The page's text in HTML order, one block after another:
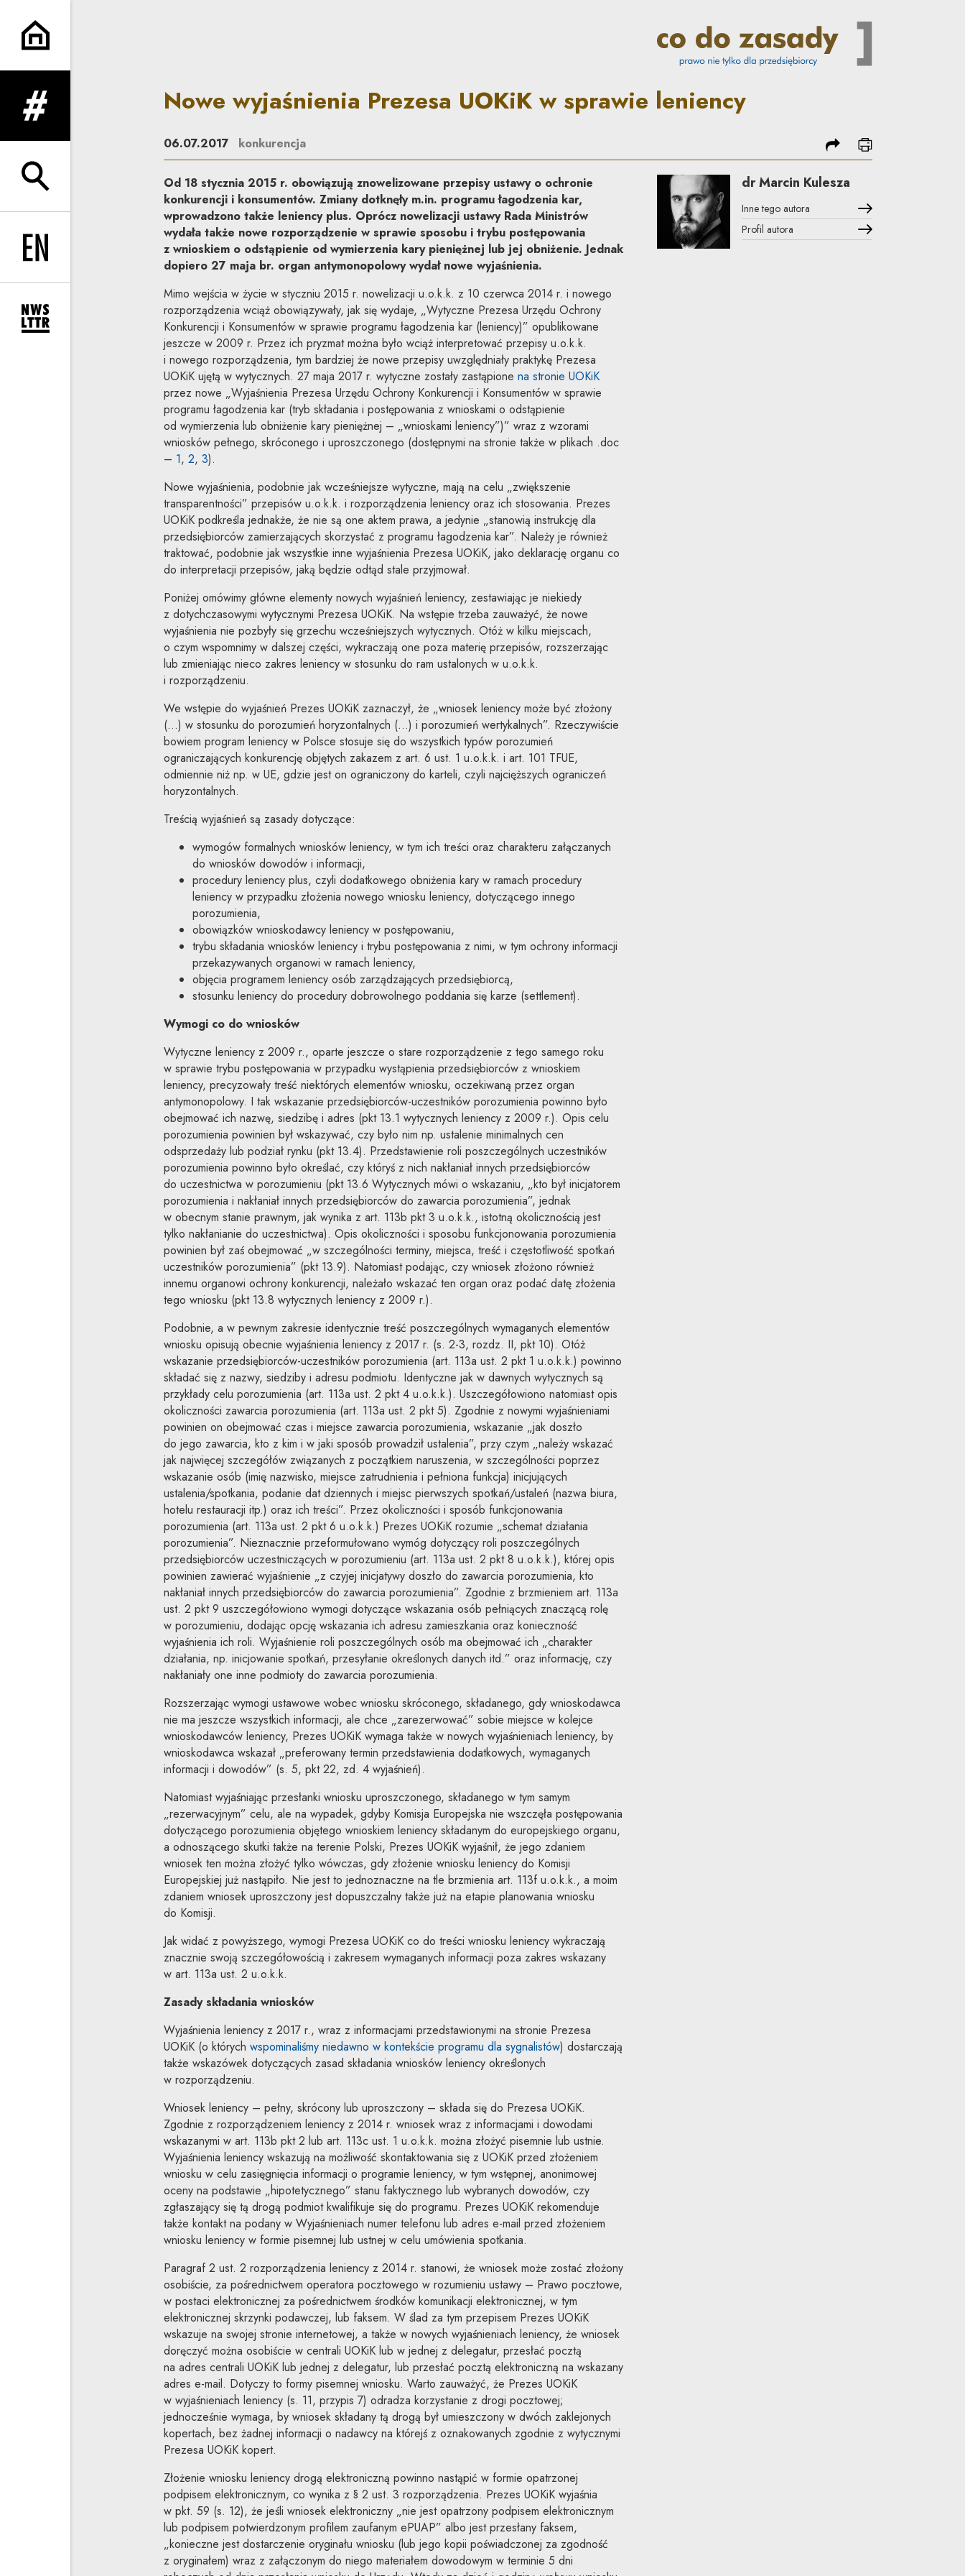
Nowe wyjaśnienia Prezesa UOKiK w sprawie leniency | Co do zasady
rozwiń menu
rozwiń wyszukiwarkę
Change language to EN
rozwiń formularz zapisu na newsletter
Nowe wyjaśnienia Prezesa UOKiK w sprawie leniency
06.07.2017 konkurencja podziel się
drukuj
Od 18 stycznia 2015 r. obowiązują znowelizowane przepisy ustawy o ochronie
konkurencji i konsumentów. Zmiany dotknęły m.in. programu łagodzenia kar,
wprowadzono także leniency plus. Oprócz nowelizacji ustawy Rada Ministrów
wydała także nowe rozporządzenie w sprawie sposobu i trybu postępowania
z wnioskiem o odstąpienie od wymierzenia kary pieniężnej lub jej obniżenie. Jednak
dopiero 27 maja br. organ antymonopolowy wydał nowe wyjaśnienia.
Mimo wejścia w życie w styczniu 2015 r. nowelizacji u.o.k.k. z 10 czerwca 2014 r. i nowego
rozporządzenia wciąż obowiązywały, jak się wydaje, „Wytyczne Prezesa Urzędu Ochrony
Konkurencji i Konsumentów w sprawie programu łagodzenia kar (leniency)” opublikowane
jeszcze w 2009 r. Przez ich pryzmat można było wciąż interpretować przepisy u.o.k.k.
i nowego rozporządzenia, tym bardziej że nowe przepisy uwzględniały praktykę Prezesa
UOKiK ujętą w wytycznych. 27 maja 2017 r. wytyczne zostały zastąpione na stronie UOKiKUwaga, link zostanie otwarty w nowym oknie
przez nowe „Wyjaśnienia Prezesa Urzędu Ochrony Konkurencji i Konsumentów w sprawie
programu łagodzenia kar (tryb składania i postępowania z wnioskami o odstąpienie
od wymierzenia lub obniżenie kary pieniężnej – „wnioskami leniency”)” wraz z wzorami
wniosków pełnego, skróconego i uproszczonego (dostępnymi na stronie także w plikach .doc
– 1Uwaga, link zostanie otwarty w nowym oknie
, 2Uwaga, link zostanie otwarty w nowym oknie
, 3Uwaga, link zostanie otwarty w nowym oknie
).
Nowe wyjaśnienia, podobnie jak wcześniejsze wytyczne, mają na celu „zwiększenie
transparentności” przepisów u.o.k.k. i rozporządzenia leniency oraz ich stosowania. Prezes
UOKiK podkreśla jednakże, że nie są one aktem prawa, a jedynie „stanowią instrukcję dla
przedsiębiorców zamierzających skorzystać z programu łagodzenia kar”. Należy je również
traktować, podobnie jak wszystkie inne wyjaśnienia Prezesa UOKiK, jako deklarację organu co
do interpretacji przepisów, jaką będzie odtąd stale przyjmował.
Poniżej omówimy główne elementy nowych wyjaśnień leniency, zestawiając je niekiedy
z dotychczasowymi wytycznymi Prezesa UOKiK. Na wstępie trzeba zauważyć, że nowe
wyjaśnienia nie pozbyły się grzechu wcześniejszych wytycznych. Otóż w kilku miejscach,
o czym wspomnimy w dalszej części, wykraczają one poza materię przepisów, rozszerzając
lub zmieniając nieco zakres leniency w stosunku do ram ustalonych w u.o.k.k.
i rozporządzeniu.
We wstępie do wyjaśnień Prezes UOKiK zaznaczył, że „wniosek leniency może być złożony
(…) w stosunku do porozumień horyzontalnych (…) i porozumień wertykalnych”. Rzeczywiście
bowiem program leniency w Polsce stosuje się do wszystkich typów porozumień
ograniczających konkurencję objętych zakazem z art. 6 ust. 1 u.o.k.k. i art. 101 TFUE,
odmiennie niż np. w UE, gdzie jest on ograniczony do karteli, czyli najcięższych ograniczeń
horyzontalnych.
Treścią wyjaśnień są zasady dotyczące:
wymogów formalnych wniosków leniency, w tym ich treści oraz charakteru załączanych
do wniosków dowodów i informacji,
procedury leniency plus, czyli dodatkowego obniżenia kary w ramach procedury
leniency w przypadku złożenia nowego wniosku leniency, dotyczącego innego
porozumienia,
obowiązków wnioskodawcy leniency w postępowaniu,
trybu składania wniosków leniency i trybu postępowania z nimi, w tym ochrony informacji
przekazywanych organowi w ramach leniency,
objęcia programem leniency osób zarządzających przedsiębiorcą,
stosunku leniency do procedury dobrowolnego poddania się karze (settlement).
Wymogi co do wniosków
Wytyczne leniency z 2009 r., oparte jeszcze o stare rozporządzenie z tego samego roku
w sprawie trybu postępowania w przypadku wystąpienia przedsiębiorców z wnioskiem
leniency, precyzowały treść niektórych elementów wniosku, oczekiwaną przez organ
antymonopolowy. I tak wskazanie przedsiębiorców-uczestników porozumienia powinno było
obejmować ich nazwę, siedzibę i adres (pkt 13.1 wytycznych leniency z 2009 r.). Opis celu
porozumienia powinien był wskazywać, czy było nim np. ustalenie minimalnych cen
odsprzedaży lub podział rynku (pkt 13.4). Przedstawienie roli poszczególnych uczestników
porozumienia powinno było określać, czy któryś z nich nakłaniał innych przedsiębiorców
do uczestnictwa w porozumieniu (pkt 13.6 Wytycznych mówi o wskazaniu, „kto był inicjatorem
porozumienia i nakłaniał innych przedsiębiorców do zawarcia porozumienia”, jednak
w obecnym stanie prawnym, jak wynika z art. 113b pkt 3 u.o.k.k., istotną okolicznością jest
tylko nakłanianie do uczestnictwa). Opis okoliczności i sposobu funkcjonowania porozumienia
powinien był zaś obejmować „w szczególności terminy, miejsca, treść i częstotliwość spotkań
uczestników porozumienia” (pkt 13.9). Natomiast podając, czy wniosek złożono również
innemu organowi ochrony konkurencji, należało wskazać ten organ oraz podać datę złożenia
tego wniosku (pkt 13.8 wytycznych leniency z 2009 r.).
Podobnie, a w pewnym zakresie identycznie treść poszczególnych wymaganych elementów
wniosku opisują obecnie wyjaśnienia leniency z 2017 r. (s. 2-3, rozdz. II, pkt 10). Otóż
wskazanie przedsiębiorców-uczestników porozumienia (art. 113a ust. 2 pkt 1 u.o.k.k.) powinno
składać się z nazwy, siedziby i adresu podmiotu. Identyczne jak w dawnych wytycznych są
przykłady celu porozumienia (art. 113a ust. 2 pkt 4 u.o.k.k.). Uszczegółowiono natomiast opis
okoliczności zawarcia porozumienia (art. 113a ust. 2 pkt 5). Zgodnie z nowymi wyjaśnieniami
powinien on obejmować czas i miejsce zawarcia porozumienia, wskazanie „jak doszło
do jego zawarcia, kto z kim i w jaki sposób prowadził ustalenia”, przy czym „należy wskazać
jak najwięcej szczegółów związanych z początkiem naruszenia, w szczególności poprzez
wskazanie osób (imię nazwisko, miejsce zatrudnienia i pełniona funkcja) inicjujących
ustalenia/spotkania, podanie dat dziennych i miejsc pierwszych spotkań/ustaleń (nazwa biura,
hotelu restauracji itp.) oraz ich treści”. Przez okoliczności i sposób funkcjonowania
porozumienia (art. 113a ust. 2 pkt 6 u.o.k.k.) Prezes UOKiK rozumie „schemat działania
porozumienia”. Nieznacznie przeformułowano wymóg dotyczący roli poszczególnych
przedsiębiorców uczestniczących w porozumieniu (art. 113a ust. 2 pkt 8 u.o.k.k.), której opis
powinien zawierać wyjaśnienie „z czyjej inicjatywy doszło do zawarcia porozumienia, kto
nakłaniał innych przedsiębiorców do zawarcia porozumienia”. Zgodnie z brzmieniem art. 113a
ust. 2 pkt 9 uszczegółowiono wymogi dotyczące wskazania osób pełniących znaczącą rolę
w porozumieniu, dodając opcję wskazania ich adresu zamieszkania oraz konieczność
wyjaśnienia ich roli. Wyjaśnienie roli poszczególnych osób ma obejmować ich „charakter
działania, np. inicjowanie spotkań, przesyłanie określonych danych itd.” oraz informację, czy
nakłaniały one inne podmioty do zawarcia porozumienia.
Rozszerzając wymogi ustawowe wobec wniosku skróconego, składanego, gdy wnioskodawca
nie ma jeszcze wszystkich informacji, ale chce „zarezerwować” sobie miejsce w kolejce
wnioskodawców leniency, Prezes UOKiK wymaga także w nowych wyjaśnieniach leniency, by
wnioskodawca wskazał „preferowany termin przedstawienia dodatkowych, wymaganych
informacji i dowodów” (s. 5, pkt 22, zd. 4 wyjaśnień).
Natomiast wyjaśniając przesłanki wniosku uproszczonego, składanego w tym samym
„rezerwacyjnym” celu, ale na wypadek, gdyby Komisja Europejska nie wszczęła postępowania
dotyczącego porozumienia objętego wnioskiem leniency składanym do europejskiego organu,
a odnoszącego skutki także na terenie Polski, Prezes UOKiK wyjaśnił, że jego zdaniem
wniosek ten można złożyć tylko wówczas, gdy złożenie wniosku leniency do Komisji
Europejskiej już nastąpiło. Nie jest to jednoznaczne na tle brzmienia art. 113f u.o.k.k., a moim
zdaniem wniosek uproszczony jest dopuszczalny także już na etapie planowania wniosku
do Komisji.
Jak widać z powyższego, wymogi Prezesa UOKiK co do treści wniosku leniency wykraczają
znacznie swoją szczegółowością i zakresem wymaganych informacji poza zakres wskazany
w art. 113a ust. 2 u.o.k.k.
Zasady składania wniosków
Wyjaśnienia leniency z 2017 r., wraz z informacjami przedstawionymi na stronie Prezesa
UOKiK (o których wspominaliśmy niedawno w kontekście programu dla sygnalistów) dostarczają
także wskazówek dotyczących zasad składania wniosków leniency określonych
w rozporządzeniu.
Wniosek leniency – pełny, skrócony lub uproszczony – składa się do Prezesa UOKiK.
Zgodnie z rozporządzeniem leniency z 2014 r. wniosek wraz z informacjami i dowodami
wskazanymi w art. 113b pkt 2 lub art. 113c ust. 1 u.o.k.k. można złożyć pisemnie lub ustnie.
Wyjaśnienia leniency wskazują na możliwość skontaktowania się z UOKiK przed złożeniem
wniosku w celu zasięgnięcia informacji o programie leniency, w tym wstępnej, anonimowej
oceny na podstawie „hipotetycznego” stanu faktycznego lub wybranych dowodów, czy
zgłaszający się tą drogą podmiot kwalifikuje się do programu. Prezes UOKiK rekomenduje
także kontakt na podany w Wyjaśnieniach numer telefonu lub adres e-mail przed złożeniem
wniosku leniency w formie pisemnej lub ustnej w celu umówienia spotkania.
Paragraf 2 ust. 2 rozporządzenia leniency z 2014 r. stanowi, że wniosek może zostać złożony
osobiście, za pośrednictwem operatora pocztowego w rozumieniu ustawy – Prawo pocztowe,
w postaci elektronicznej za pośrednictwem środków komunikacji elektronicznej, w tym
elektronicznej skrzynki podawczej, lub faksem. W ślad za tym przepisem Prezes UOKiK
wskazuje na swojej stronie internetowej, a także w nowych wyjaśnieniach leniency, że wniosek
doręczyć można osobiście w centrali UOKiK lub w jednej z delegatur, przesłać pocztą
na adres centrali UOKiK lub jednej z delegatur, lub przesłać pocztą elektroniczną na wskazany
adres e-mail. Dotyczy to formy pisemnej wniosku. Warto zauważyć, że Prezes UOKiK
w wyjaśnieniach leniency (s. 11, przypis 7) odradza korzystanie z drogi pocztowej;
jednocześnie wymaga, by wniosek składany tą drogą był umieszczony w dwóch zaklejonych
kopertach, bez żadnej informacji o nadawcy na którejś z oznakowanych zgodnie z wytycznymi
Prezesa UOKiK kopert.
Złożenie wniosku leniency drogą elektroniczną powinno nastąpić w formie opatrzonej
podpisem elektronicznym, co wynika z § 2 ust. 3 rozporządzenia. Prezes UOKiK wyjaśnia
w pkt. 59 (s. 12), że jeśli wniosek elektroniczny „nie jest opatrzony podpisem elektronicznym
lub podpisem potwierdzonym profilem zaufanym ePUAP” albo jest przesłany faksem,
„konieczne jest dostarczenie oryginału wniosku (lub jego kopii poświadczonej za zgodność
z oryginałem) wraz z załączonym do niego materiałem dowodowym w terminie 5 dni
dr Marcin Kulesza
Inne tego autora
Profil autora
Uwaga, link zostanie otwarty w nowym oknie